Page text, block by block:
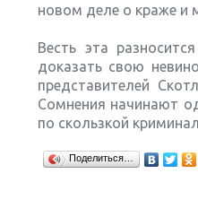
новом деле о краже и
Весть эта
доказать свою
представителей
Сомнения начинают
по скользкой
Поделиться…